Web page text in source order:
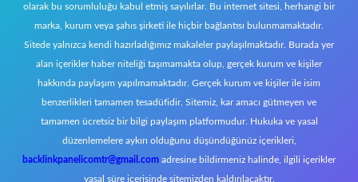
olarak bu sorumluluğu kabul etmiş sayılırlar. Bu internet sitesi, herhangi bir
marka, kurum veya şahıs şirketi ile hiçbir bağlantısı bulunmamaktadır.
Sitede yalnızca kendi hazırladığımız makaleler paylaşılmaktadır. Burada yer
alan içerikler haber niteliği taşımamakta olup, gerçek kurum ve kişiler
hakkında paylaşım yapılmamaktadır. Gerçek kurum ve kişiler ile isim
benzerlikleri tamamen tesadüfidir. Sitemiz, kar amacı gütmeyen ve
tamamen ücretsiz bir bilgi paylaşım platformudur. Hukuka ve yasal
düzenlemelere aykırı olduğunu düşündüğünüz içerikleri,
backlinkpanelicomtr@gmail.com adresine bildirmeniz halinde, ilgili içerikler
yasal süre içerisinde sitemizden kaldırılacaktır.